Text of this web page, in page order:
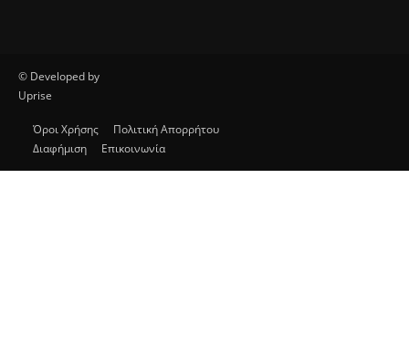
© Developed by
Uprise
Όροι Χρήσης
Πολιτική Απορρήτου
Διαφήμιση
Επικοινωνία